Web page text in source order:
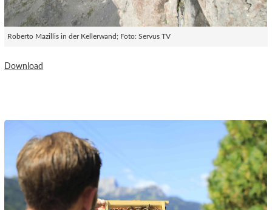
Roberto Mazillis in der Kellerwand; Foto: Servus TV
Download